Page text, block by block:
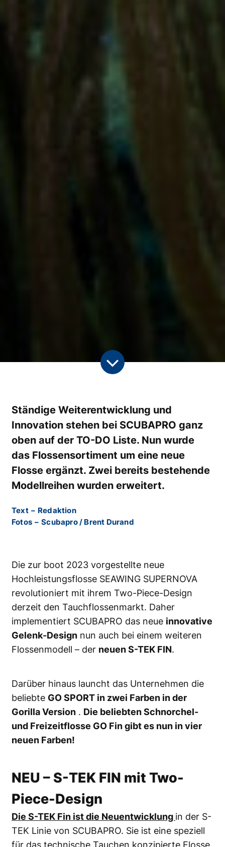
Ständige Weiterentwicklung und
Innovation stehen bei SCUBAPRO ganz
oben auf der TO-DO Liste. Nun wurde
das Flossensortiment um eine neue
Flosse ergänzt. Zwei bereits bestehende
Modellreihen wurden erweitert.
Text – Redaktion
Fotos – Scubapro / Brent Durand
Die zur boot 2023 vorgestellte neue
Hochleistungsflosse SEAWING SUPERNOVA
revolutioniert mit ihrem Two-Piece-Design
derzeit den Tauchflossenmarkt. Daher
implementiert SCUBAPRO das neue innovative
Gelenk-Design nun auch bei einem weiteren
Flossenmodell – der neuen S-TEK FIN.
Darüber hinaus launcht das Unternehmen die
beliebte GO SPORT in zwei Farben in der
Gorilla Version . Die beliebten Schnorchel-
und Freizeitflosse GO Fin gibt es nun in vier
neuen Farben!
NEU – S-TEK FIN mit Two-
Piece-Design
Die S-TEK Fin ist die Neuentwicklung in der S-
TEK Linie von SCUBAPRO. Sie ist eine speziell
für das technische Tauchen konzipierte Flosse